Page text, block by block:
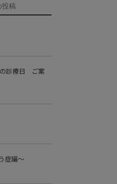
投稿
の診療日 ご案
症編～